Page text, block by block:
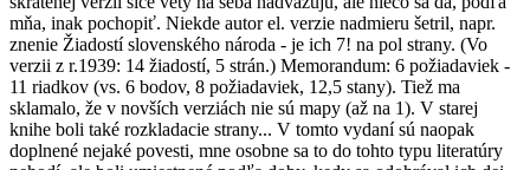
mňa, inak pochopiť. Niekde autor el. verzie nadmieru šetril, napr.
znenie Žiadostí slovenského národa - je ich 7! na pol strany. (Vo
verzii z r.1939: 14 žiadostí, 5 strán.) Memorandum: 6 požiadaviek -
11 riadkov (vs. 6 bodov, 8 požiadaviek, 12,5 stany). Tiež ma
sklamalo, že v novších verziách nie sú mapy (až na 1). V starej
knihe boli také rozkladacie strany... V tomto vydaní sú naopak
doplnené nejaké povesti, mne osobne sa to do tohto typu literatúry